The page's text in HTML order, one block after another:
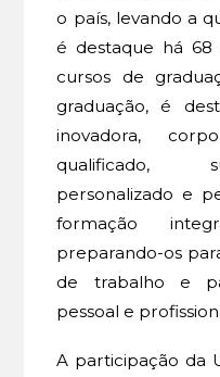
o país, levando a
é destaque há
cursos de
graduação, é
inovadora,
qualificado,
personalizado e
formação
preparando-os
de trabalho e
pessoal e
A participação da